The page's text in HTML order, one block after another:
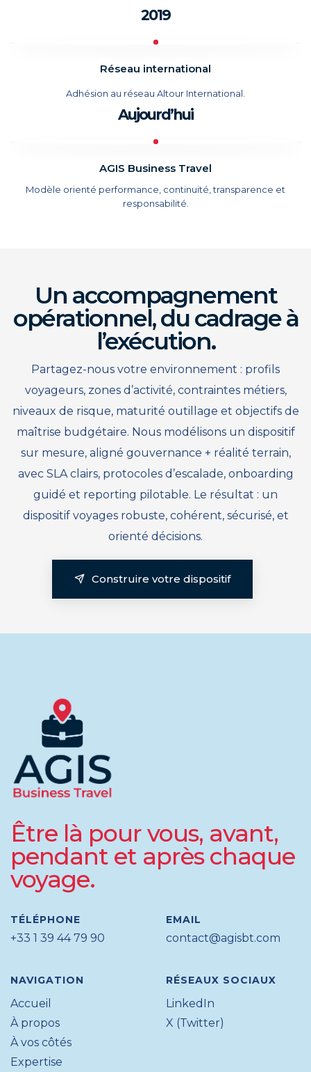
2019
Réseau international
Adhésion au réseau Altour International.
Aujourd’hui
AGIS Business Travel
Modèle orienté performance, continuité, transparence et
responsabilité.
Un accompagnement
opérationnel, du cadrage à
l’exécution.
Partagez-nous votre environnement : profils
voyageurs, zones d’activité, contraintes métiers,
niveaux de risque, maturité outillage et objectifs de
maîtrise budgétaire. Nous modélisons un dispositif
sur mesure, aligné gouvernance + réalité terrain,
avec SLA clairs, protocoles d’escalade, onboarding
guidé et reporting pilotable. Le résultat : un
dispositif voyages robuste, cohérent, sécurisé, et
orienté décisions.
Construire votre dispositif
Être là pour vous, avant,
pendant et après chaque
voyage.
TÉLÉPHONE
+33 1 39 44 79 90
EMAIL
contact@agisbt.com
NAVIGATION
Accueil
À propos
À vos côtés
Expertise
RÉSEAUX SOCIAUX
LinkedIn
X (Twitter)